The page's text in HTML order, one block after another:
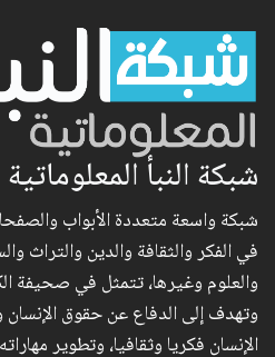
شبكة النبأ المعلوماتية
شبكة واسعة متعددة الأبواب
في الفكر والثقافة والدين والتراث
والعلوم وغيرها، تتمثل في صحيفة
وتهدف إلى الدفاع عن حقوق الإنسان
الإنسان فكريا وثقافيا، وتطوير